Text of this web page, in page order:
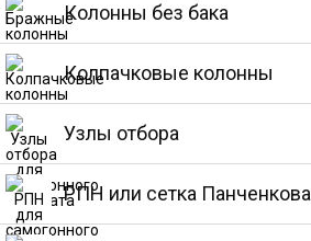
Колонны без бака
Колпачковые колонны
Узлы отбора
РПН или сетка Панченкова